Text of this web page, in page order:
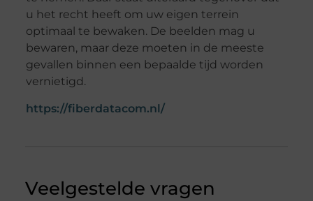
u het recht heeft om uw eigen terrein
optimaal te bewaken. De beelden mag u
bewaren, maar deze moeten in de meeste
gevallen binnen een bepaalde tijd worden
vernietigd.
https://fiberdatacom.nl/
Veelgestelde vragen